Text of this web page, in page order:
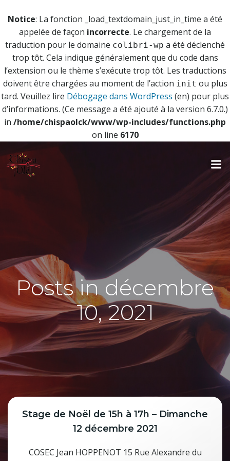
Notice: La fonction _load_textdomain_just_in_time a été
appelée de façon incorrecte. Le chargement de la
traduction pour le domaine colibri-wp a été déclenché
trop tôt. Cela indique généralement que du code dans
l’extension ou le thème s’exécute trop tôt. Les traductions
doivent être chargées au moment de l’action init ou plus
tard. Veuillez lire Débogage dans WordPress (en) pour plus
d’informations. (Ce message a été ajouté à la version 6.7.0.)
in /home/chispaolck/www/wp-includes/functions.php
on line 6170
Posts in décembre
10, 2021
Stage de Noël de 15h à 17h – Dimanche
12 décembre 2021
COSEC Jean HOPPENOT 15 Rue Alexandre du